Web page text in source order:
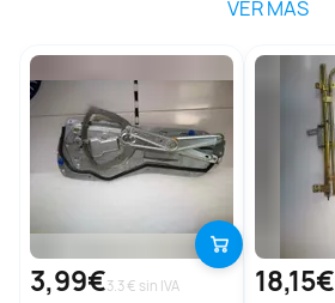
VER MÁS
3,99€3.3 € sin IVA 18,15€